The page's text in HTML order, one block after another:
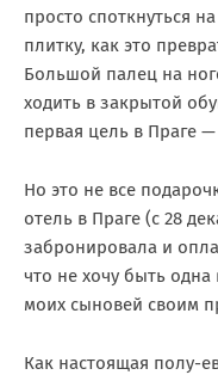
просто споткнуться
плитку, как это
Большой палец на
ходить в закрытой
первая цель в Праге
Но это не все
отель в Праге (с 28
забронировала и
что не хочу быть одна
моих сыновей своим
Как настоящая полу-